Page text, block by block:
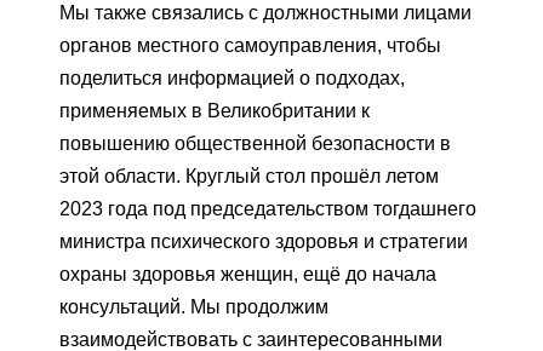
Мы также связались с должностными лицами
органов местного самоуправления, чтобы
поделиться информацией о подходах,
применяемых в Великобритании к
повышению общественной безопасности в
этой области. Круглый стол прошёл летом
2023 года под председательством тогдашнего
министра психического здоровья и стратегии
охраны здоровья женщин, ещё до начала
консультаций. Мы продолжим
взаимодействовать с заинтересованными